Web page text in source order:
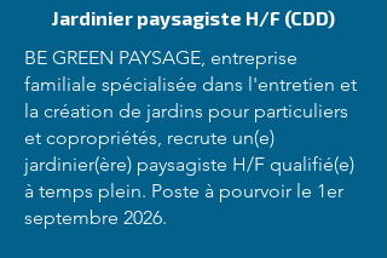
Jardinier paysagiste H/F (CDD)
BE GREEN PAYSAGE, entreprise
familiale spécialisée dans l'entretien et
la création de jardins pour particuliers
et copropriétés, recrute un(e)
jardinier(ère) paysagiste H/F qualifié(e)
à temps plein. Poste à pourvoir le 1er
septembre 2026.